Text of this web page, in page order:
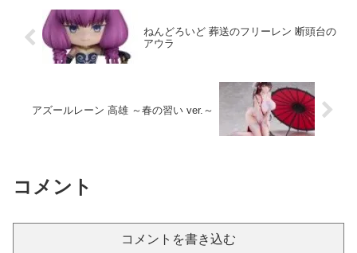
ねんどろいど 葬送のフリーレン 断頭台の
アウラ
アズールレーン 高雄 ～春の習い ver.～
コメント
コメントを書き込む